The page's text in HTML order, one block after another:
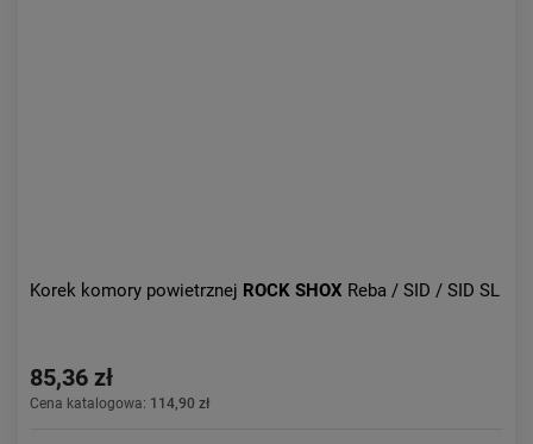
Korek komory powietrznej ROCK SHOX Reba / SID / SID SL
85,36 zł
Cena katalogowa: 114,90 zł